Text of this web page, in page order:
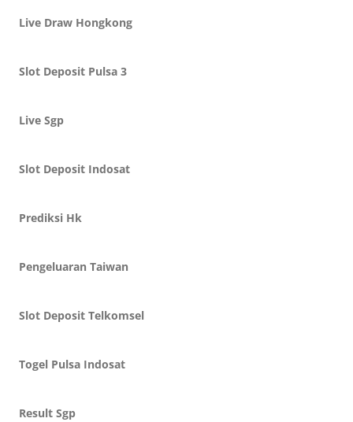
Live Draw Hongkong
Slot Deposit Pulsa 3
Live Sgp
Slot Deposit Indosat
Prediksi Hk
Pengeluaran Taiwan
Slot Deposit Telkomsel
Togel Pulsa Indosat
Result Sgp